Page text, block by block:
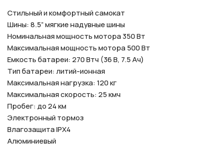
Стильный и комфортный самокат
Шины: 8.5” мягкие надувные шины
Номинальная мощность мотора 350 Вт
Максимальная мощность мотора 500 Вт
Емкость батареи: 270 Втч (36 В, 7.5 Ач)
Тип батареи: литий-ионная
Максимальная нагрузка: 120 кг
Максимальная скорость: 25 кмч
Пробег: до 24 км
Электронный тормоз
Влагозащита IPX4
Алюминиевый